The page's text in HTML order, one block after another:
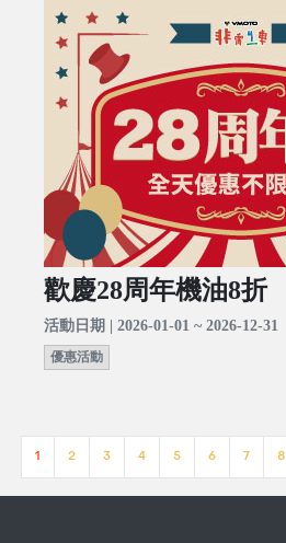
歡慶28周年機油8折
活動日期 | 2026-01-01 ~ 2026-12-31
優惠活動
1 2 3 4 5 6 7 8